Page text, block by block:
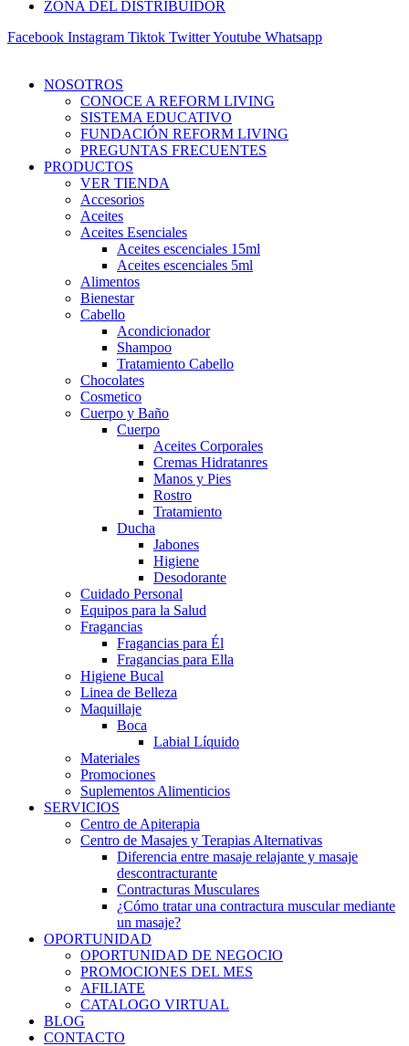
ZONA DEL DISTRIBUIDOR
Facebook Instagram Tiktok TwitterYoutube Whatsapp
NOSOTROS
CONOCE A REFORM LIVING
SISTEMA EDUCATIVO
FUNDACIÓN REFORM LIVING
PREGUNTAS FRECUENTES
PRODUCTOS
VER TIENDA
Accesorios
Aceites
Aceites Esenciales
Aceites escenciales 15ml
Aceites escenciales 5ml
Alimentos
Bienestar
Cabello
Acondicionador
Shampoo
Tratamiento Cabello
Chocolates
Cosmetico
Cuerpo y Baño
Cuerpo
Aceites Corporales
Cremas Hidratanres
Manos y Pies
Rostro
Tratamiento
Ducha
Jabones
Higiene
Desodorante
Cuidado Personal
Equipos para la Salud
Fragancias
Fragancias para Él
Fragancias para Ella
Higiene Bucal
Linea de Belleza
Maquillaje
Boca
Labial Líquido
Materiales
Promociones
Suplementos Alimenticios
SERVICIOS
Centro de Apiterapia
Centro de Masajes y Terapias Alternativas
Diferencia entre masaje relajante y masaje
descontracturante
Contracturas Musculares
¿Cómo tratar una contractura muscular mediante
un masaje?
OPORTUNIDAD
OPORTUNIDAD DE NEGOCIO
PROMOCIONES DEL MES
AFILIATE
CATALOGO VIRTUAL
BLOG
CONTACTO